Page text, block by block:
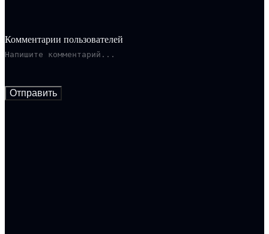
Комментарии пользователей
Отправить